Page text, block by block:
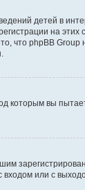
детей в
на
что phpBB
вы
или с